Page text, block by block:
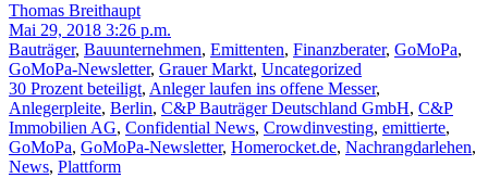
Thomas Breithaupt
Mai 29, 2018 3:26 p.m.
Bauträger, Bauunternehmen, Emittenten, Finanzberater, GoMoPa,
GoMoPa-Newsletter, Grauer Markt, Uncategorized
30 Prozent beteiligt, Anleger laufen ins offene Messer,
Anlegerpleite, Berlin, C&P Bauträger Deutschland GmbH, C&P
Immobilien AG, Confidential News, Crowdinvesting, emittierte,
GoMoPa, GoMoPa-Newsletter, Homerocket.de, Nachrangdarlehen,
News, Plattform